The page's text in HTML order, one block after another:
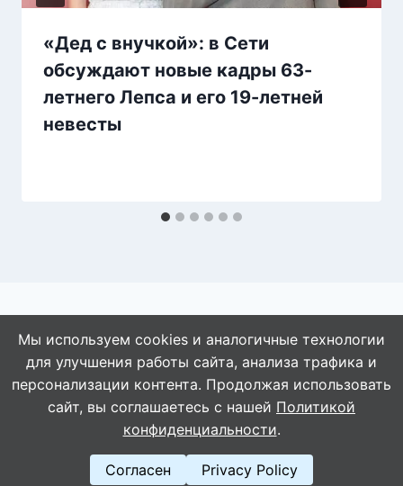
«Дед с внучкой»: в Сети
обсуждают новые кадры 63-
летнего Лепса и его 19-летней
невесты
© 2026 АбАлдеть!
Мы используем cookies и аналогичные технологии
для улучшения работы сайта, анализа трафика и
персонализации контента. Продолжая использовать
сайт, вы соглашаетесь с нашей Политикой
конфиденциальности.
Согласен Privacy Policy